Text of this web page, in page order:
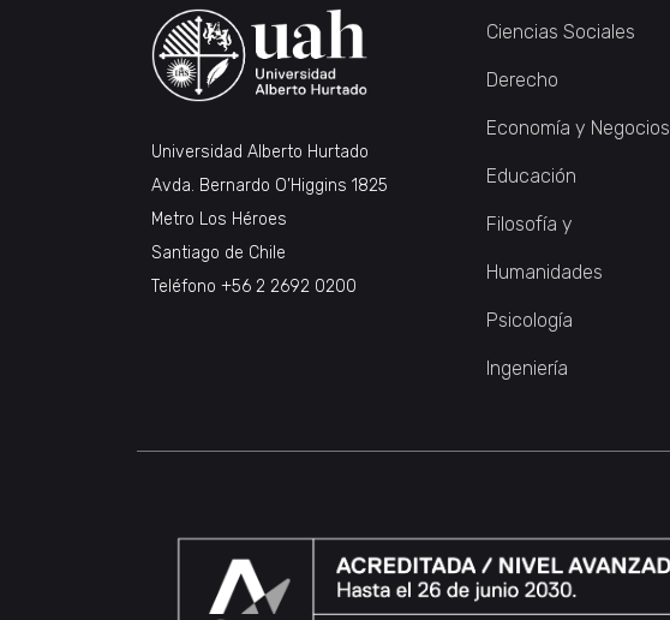
Universidad Alberto Hurtado
Avda. Bernardo O’Higgins 1825
Metro Los Héroes
Santiago de Chile
Teléfono +56 2 2692 0200
Ciencias Sociales
Derecho
Economía y Negocios
Educación
Filosofía y
Humanidades
Psicología
Ingeniería